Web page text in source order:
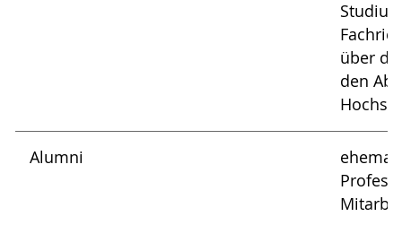
über
den
Alumni